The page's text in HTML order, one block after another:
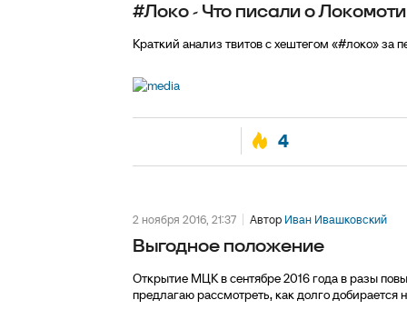
#Локо - Что писали о
Краткий анализ твитов с хештегом «#локо» за
4
2 ноября 2016, 21:37 Автор Иван Ивашковский
Выгодное положение
Открытие МЦК в сентябре 2016 года в разы
предлагаю рассмотреть, как долго